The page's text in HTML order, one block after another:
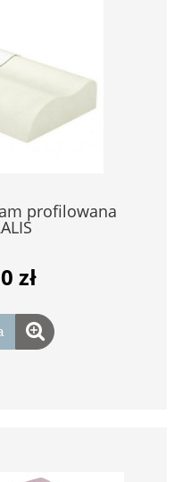
profilowana
zł